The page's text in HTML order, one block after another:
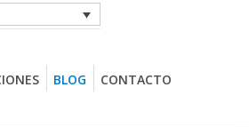
BLOG CONTACTO